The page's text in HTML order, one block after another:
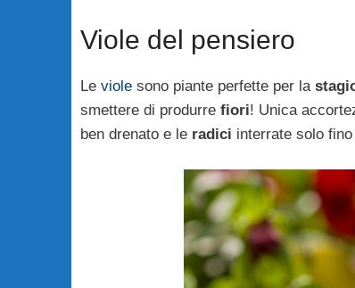
Viole del pensiero
Le viole sono piante perfette per la
smettere di produrre fiori! Unica
ben drenato e le radici interrate solo